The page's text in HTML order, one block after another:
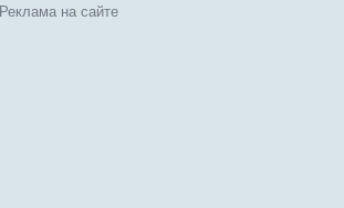
Реклама на сайте